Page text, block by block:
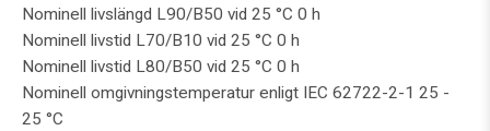
Nominell livslängd L90/B50 vid 25 °C 0 h
Nominell livstid L70/B10 vid 25 °C 0 h
Nominell livstid L80/B50 vid 25 °C 0 h
Nominell omgivningstemperatur enligt IEC 62722-2-1 25 -
25 °C